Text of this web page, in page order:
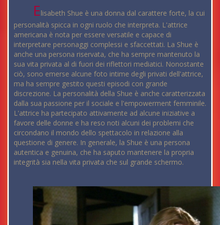
Elisabeth Shue è una donna dal carattere forte, la cui
personalità spicca in ogni ruolo che interpreta. L'attrice
americana è nota per essere versatile e capace di
interpretare personaggi complessi e sfaccettati. La Shue è
anche una persona riservata, che ha sempre mantenuto la
sua vita privata al di fuori dei riflettori mediatici. Nonostante
ciò, sono emerse alcune foto intime degli privati ​​dell'attrice,
ma ha sempre gestito questi episodi con grande
discrezione. La personalità della Shue è anche caratterizzata
dalla sua passione per il sociale e l'empowerment femminile.
L'attrice ha partecipato attivamente ad alcune iniziative a
favore delle donne e ha reso noti alcuni dei problemi che
circondano il mondo dello spettacolo in relazione alla
questione di genere. In generale, la Shue è una persona
autentica e genuina, che ha saputo mantenere la propria
integrità sia nella vita privata che sul grande schermo.